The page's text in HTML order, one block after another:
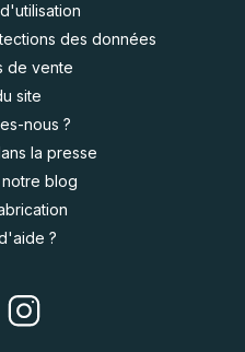
des données
de vente
site
nous ?
la presse
blog
?